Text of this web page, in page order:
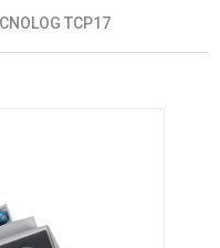
TCP17